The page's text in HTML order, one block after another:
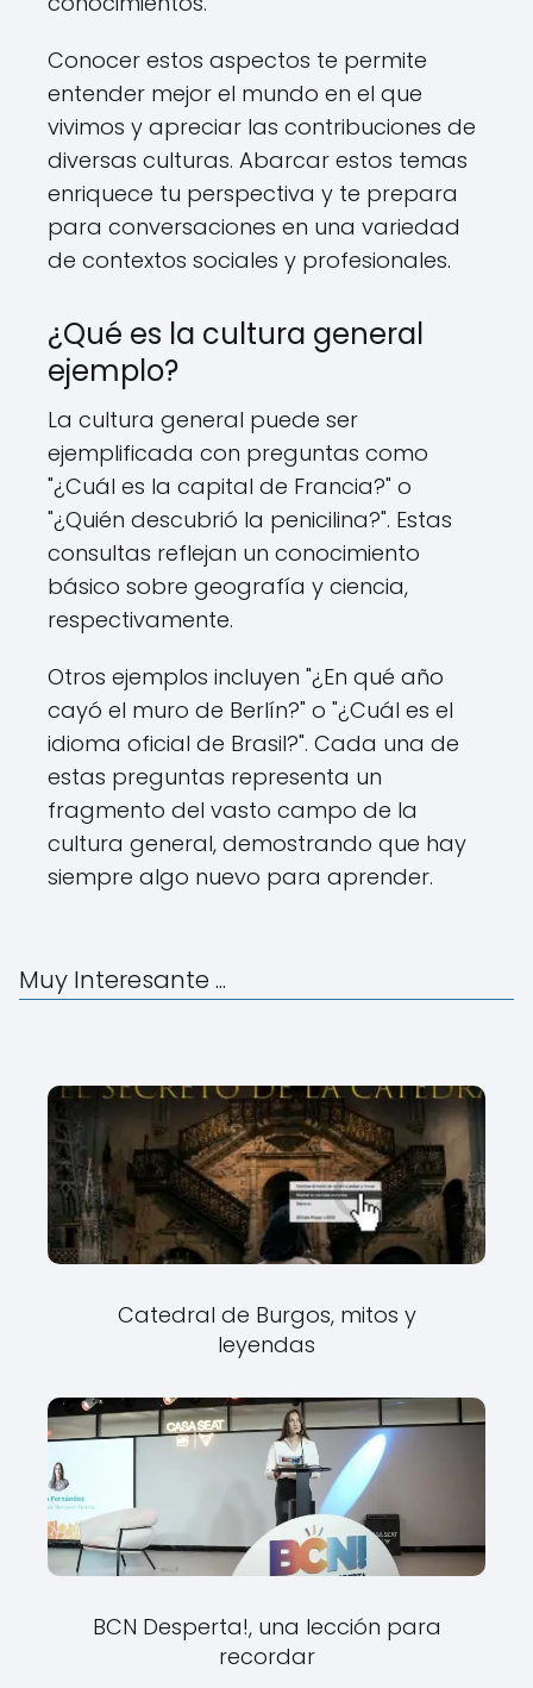
Conocer estos aspectos te permite
entender mejor el mundo en el que
vivimos y apreciar las contribuciones de
diversas culturas. Abarcar estos temas
enriquece tu perspectiva y te prepara
para conversaciones en una variedad
de contextos sociales y profesionales.
¿Qué es la cultura general
ejemplo?
La cultura general puede ser
ejemplificada con preguntas como
"¿Cuál es la capital de Francia?" o
"¿Quién descubrió la penicilina?". Estas
consultas reflejan un conocimiento
básico sobre geografía y ciencia,
respectivamente.
Otros ejemplos incluyen "¿En qué año
cayó el muro de Berlín?" o "¿Cuál es el
idioma oficial de Brasil?". Cada una de
estas preguntas representa un
fragmento del vasto campo de la
cultura general, demostrando que hay
siempre algo nuevo para aprender.
Muy Interesante ...
Catedral de Burgos, mitos y
leyendas
BCN Desperta!, una lección para
recordar